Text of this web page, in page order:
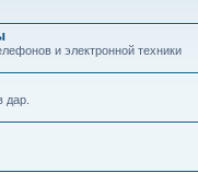
и электронной техники
дар.